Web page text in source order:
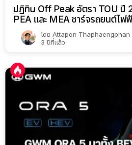
ปฏิทิน Off Peak อัตรา TOU ปี
PEA และ MEA ชาร์จรถยนต์ไฟ
โดย Attapon Thaphaengphan
3 ปีที่แล้ว